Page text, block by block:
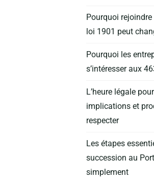
Pourquoi
loi 1901 peut
Pourquoi les
s’intéresser aux
L’heure légale
implications et
respecter
Les étapes
succession au
simplement